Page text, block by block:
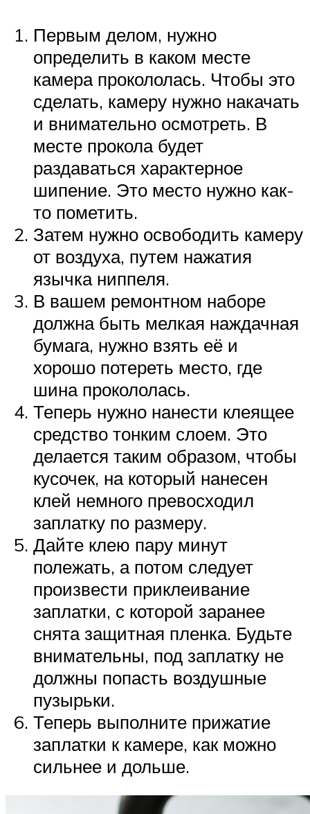
Первым делом, нужно
определить в каком месте
камера прокололась. Чтобы это
сделать, камеру нужно накачать
и внимательно осмотреть. В
месте прокола будет
раздаваться характерное
шипение. Это место нужно как-
то пометить.
Затем нужно освободить камеру
от воздуха, путем нажатия
язычка ниппеля.
В вашем ремонтном наборе
должна быть мелкая наждачная
бумага, нужно взять её и
хорошо потереть место, где
шина прокололась.
Теперь нужно нанести клеящее
средство тонким слоем. Это
делается таким образом, чтобы
кусочек, на который нанесен
клей немного превосходил
заплатку по размеру.
Дайте клею пару минут
полежать, а потом следует
произвести приклеивание
заплатки, с которой заранее
снята защитная пленка. Будьте
внимательны, под заплатку не
должны попасть воздушные
пузырьки.
Теперь выполните прижатие
заплатки к камере, как можно
сильнее и дольше.